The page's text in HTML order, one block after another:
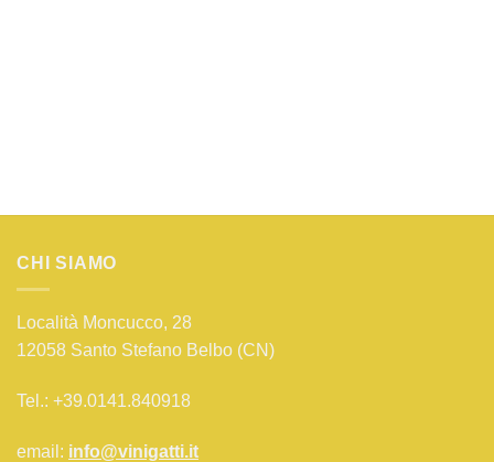
CHI SIAMO
Località Moncucco, 28
12058 Santo Stefano Belbo (CN)
Tel.: +39.0141.840918
email: info@vinigatti.it